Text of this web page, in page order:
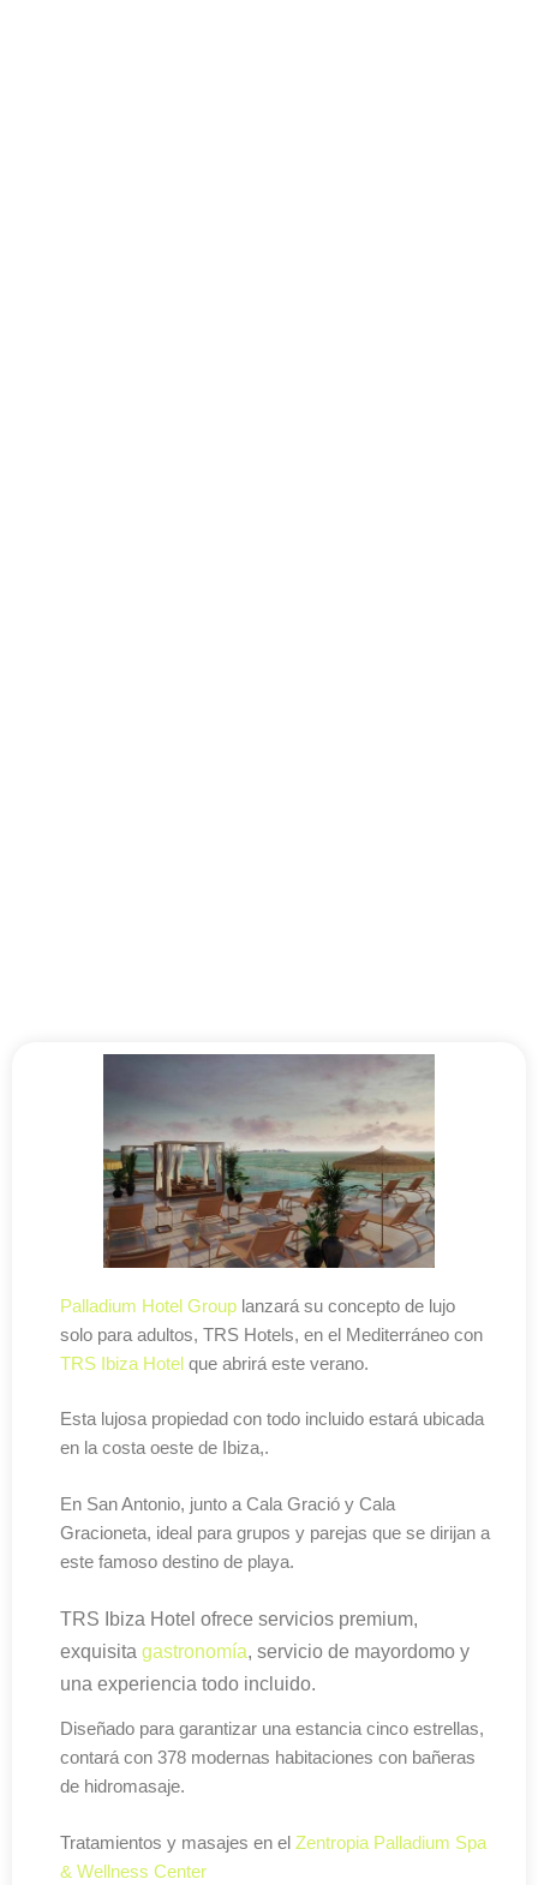
Palladium Hotel Group lanzará su concepto de lujo
solo para adultos, TRS Hotels, en el Mediterráneo con
TRS Ibiza Hotel que abrirá este verano.
Esta lujosa propiedad con todo incluido estará ubicada
en la costa oeste de Ibiza,.
En San Antonio, junto a Cala Gració y Cala
Gracioneta, ideal para grupos y parejas que se dirijan a
este famoso destino de playa.
TRS Ibiza Hotel ofrece servicios premium,
exquisita gastronomía, servicio de mayordomo y
una experiencia todo incluido.
Diseñado para garantizar una estancia cinco estrellas,
contará con 378 modernas habitaciones con bañeras
de hidromasaje.
Tratamientos y masajes en el Zentropia Palladium Spa
& Wellness Center